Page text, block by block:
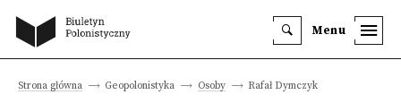
Menu
Strona główna Geopolonistyka Osoby Rafał Dymczyk